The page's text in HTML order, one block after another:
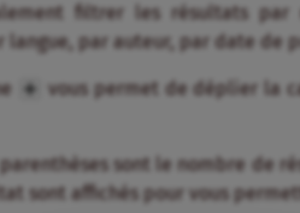
filtrer les résultats
langue, par auteur, par date de
vous permet de déplier la
sont le nombre de
sont affichés pour vous